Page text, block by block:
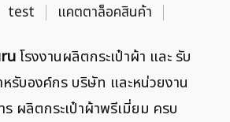
test แคตตาล็อคสินค้า
โรงงานผลิตกระเป๋าผ้า และ รับ
หรับองค์กร บริษัท และหน่วยงาน
ร ผลิตกระเป๋าผ้าพรีเมี่ยม ครบ